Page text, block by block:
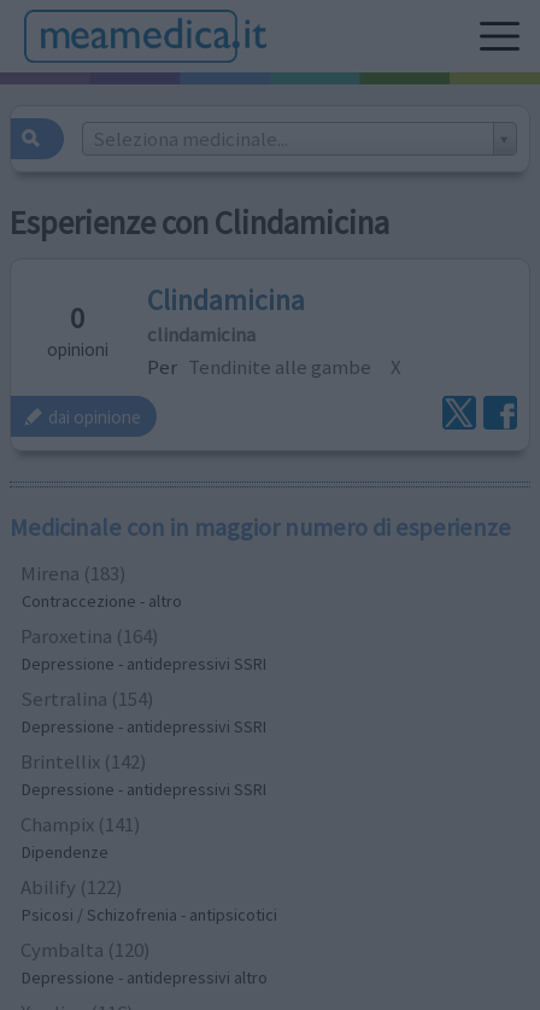
Seleziona medicinale...
Esperienze con Clindamicina
0
opinioni
Clindamicina
clindamicina
Per Tendinite alle gambe X
dai opinione
Medicinale con in maggior numero di esperienze
Mirena (183)
Contraccezione - altro
Paroxetina (164)
Depressione - antidepressivi SSRI
Sertralina (154)
Depressione - antidepressivi SSRI
Brintellix (142)
Depressione - antidepressivi SSRI
Champix (141)
Dipendenze
Abilify (122)
Psicosi / Schizofrenia - antipsicotici
Cymbalta (120)
Depressione - antidepressivi altro